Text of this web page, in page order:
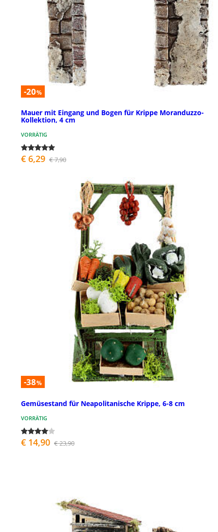
-20%
Mauer mit Eingang und Bogen für Krippe Moranduzzo-
Kollektion, 4 cm
VORRÄTIG
€ 6,29 € 7,90
-38%
Gemüsestand für Neapolitanische Krippe, 6-8 cm
VORRÄTIG
€ 14,90 € 23,90